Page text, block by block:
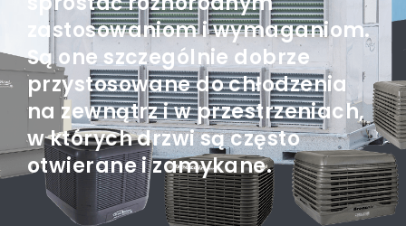
zastosowaniom i wymaganiom.
Są one szczególnie dobrze
przystosowane do chłodzenia
na zewnątrz i w przestrzeniach,
w których drzwi są często
otwierane i zamykane.